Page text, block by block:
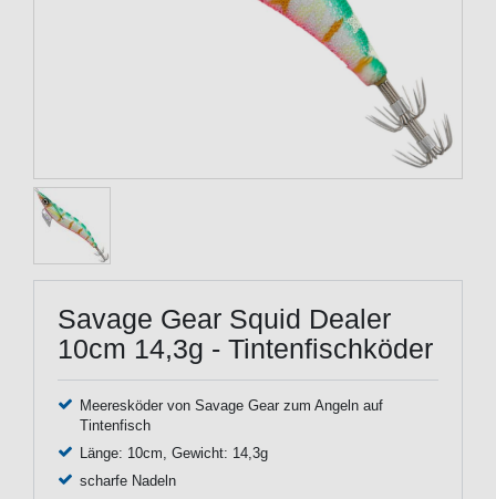
Savage Gear Squid Dealer
10cm 14,3g - Tintenfischköder
Meeresköder von Savage Gear zum Angeln auf
Tintenfisch
Länge: 10cm, Gewicht: 14,3g
scharfe Nadeln